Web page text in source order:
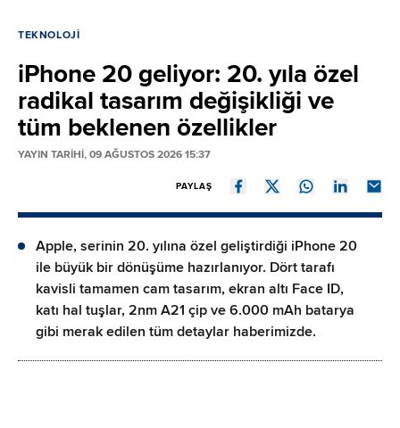
TEKNOLOJI
iPhone 20 geliyor: 20. yıla özel
radikal tasarım değişikliği ve
tüm beklenen özellikler
YAYIN TARİHİ, 09 AĞUSTOS 2026 15:37
PAYLAŞ
Apple, serinin 20. yılına özel geliştirdiği iPhone 20
ile büyük bir dönüşüme hazırlanıyor. Dört tarafı
kavisli tamamen cam tasarım, ekran altı Face ID,
katı hal tuşlar, 2nm A21 çip ve 6.000 mAh batarya
gibi merak edilen tüm detaylar haberimizde.